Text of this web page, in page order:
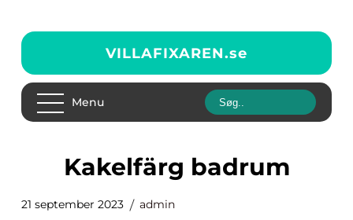
VILLAFIXAREN.se
Menu
kakelfärg badrum
21 september 2023 admin